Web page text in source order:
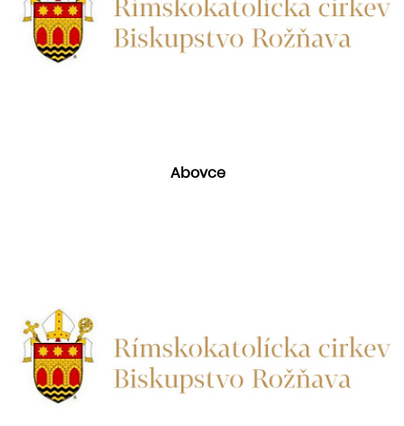
Abovce